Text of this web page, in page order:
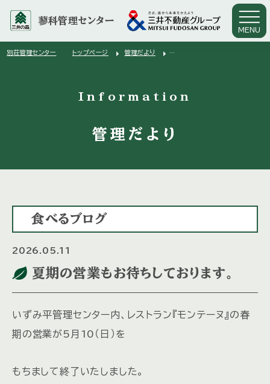
蓼科管理センター
MENU
別荘管理センター トップページ arrow_right 管理だより arrow_right
Information
管理だより
食べるブログ
2026.05.11
夏期の営業もお待ちしております。
いずみ平管理センター内、レストラン『モンテーヌ』の春
期の営業が5月10（日）を
もちまして終了いたしました。